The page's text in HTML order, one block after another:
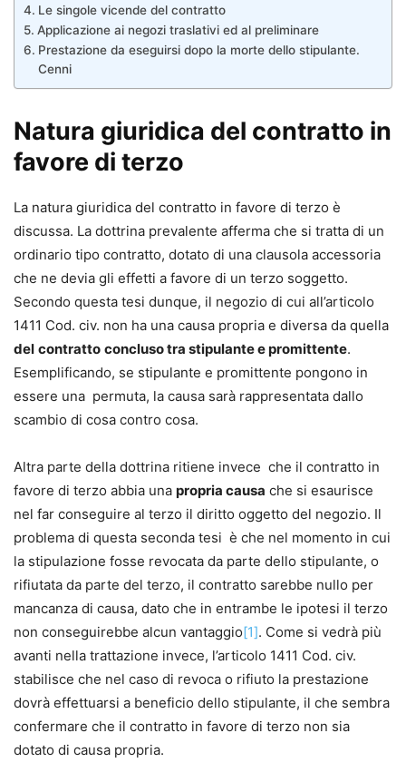
Le singole vicende del contratto
Applicazione ai negozi traslativi ed al preliminare
Prestazione da eseguirsi dopo la morte dello stipulante.
Cenni
Natura giuridica del contratto in
favore di terzo
La natura giuridica del contratto in favore di terzo è
discussa. La dottrina prevalente afferma che si tratta di un
ordinario tipo contratto, dotato di una clausola accessoria
che ne devia gli effetti a favore di un terzo soggetto.
Secondo questa tesi dunque, il negozio di cui all’articolo
1411 Cod. civ. non ha una causa propria e diversa da quella
del contratto concluso tra stipulante e promittente.
Esemplificando, se stipulante e promittente pongono in
essere una permuta, la causa sarà rappresentata dallo
scambio di cosa contro cosa.
Altra parte della dottrina ritiene invece che il contratto in
favore di terzo abbia una propria causa che si esaurisce
nel far conseguire al terzo il diritto oggetto del negozio. Il
problema di questa seconda tesi è che nel momento in cui
la stipulazione fosse revocata da parte dello stipulante, o
rifiutata da parte del terzo, il contratto sarebbe nullo per
mancanza di causa, dato che in entrambe le ipotesi il terzo
non conseguirebbe alcun vantaggio[1]. Come si vedrà più
avanti nella trattazione invece, l’articolo 1411 Cod. civ.
stabilisce che nel caso di revoca o rifiuto la prestazione
dovrà effettuarsi a beneficio dello stipulante, il che sembra
confermare che il contratto in favore di terzo non sia
dotato di causa propria.